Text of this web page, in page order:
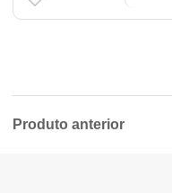
Produto anterior